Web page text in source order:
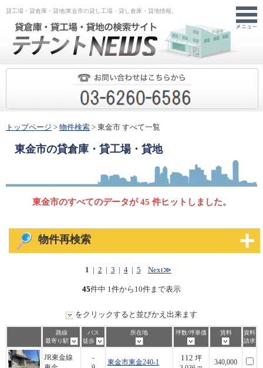
貸工場・貸倉庫・貸地|東金市の貸し工場・貸し倉庫・貸地情報。
トップページ > 物件検索 > 東金市 すべて一覧
東金市の貸倉庫・貸工場・貸地
東金市のすべてのデータが 45 件ヒットしました。
1 2 3 4| 5 Next≫
45件中 1件から10件まで表示
をクリックすると並びかえ出来ます
路線
最寄り駅
バス
徒歩
所在地 坪数/坪単価 賃料
資料
請求
JR東金線
-
東金市東金240-1
112 坪
340,000
物件再検索